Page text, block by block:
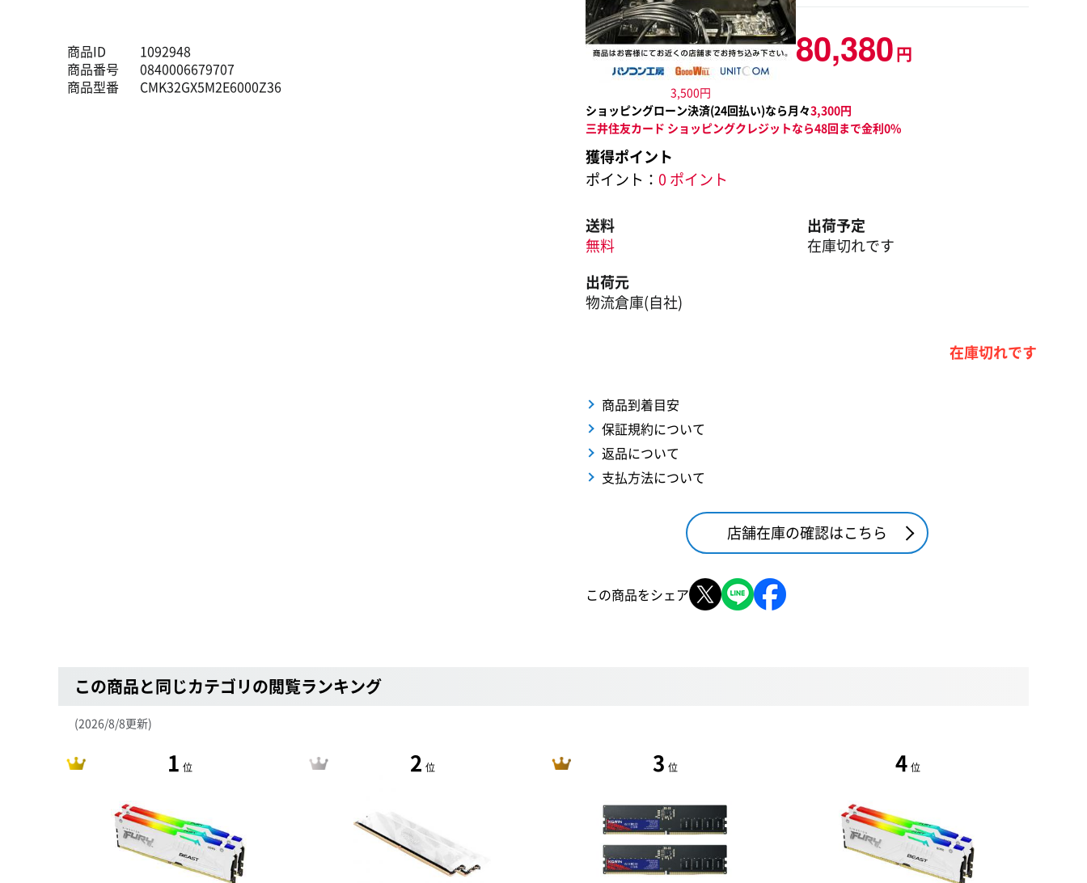
商品ID
1092948
商品番号
0840006679707
商品型番
CMK32GX5M2E6000Z36 3,500円
80,380円
ショッピングローン決済(24回払い)なら月々3,300円
三井住友カード ショッピングクレジットなら48回まで金利0%
獲得ポイント
ポイント： 0 ポイント
送料
無料
出荷予定
在庫切れです
出荷元
物流倉庫(自社)
在庫切れです
商品到着目安
保証規約について
返品について
支払方法について
店舗在庫の確認はこちら
この商品をシェア
この商品と同じカテゴリの閲覧ランキング
(2026/8/8更新)
1 位 2 位 3 位 4 位